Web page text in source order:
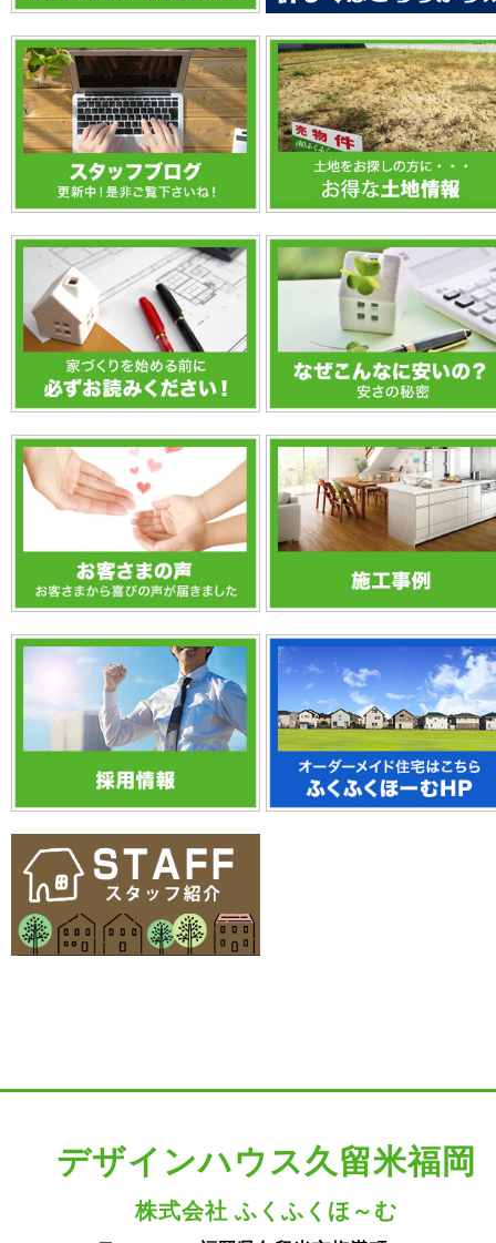
デザインハウス久留米福岡
株式会社 ふくふくほ～む